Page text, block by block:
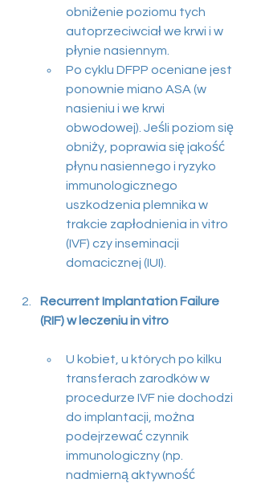
obniżenie poziomu tych
autoprzeciwciał we krwi i w
płynie nasiennym.
Po cyklu DFPP oceniane jest
ponownie miano ASA (w
nasieniu i we krwi
obwodowej). Jeśli poziom się
obniży, poprawia się jakość
płynu nasiennego i ryzyko
immunologicznego
uszkodzenia plemnika w
trakcie zapłodnienia in vitro
(IVF) czy inseminacji
domacicznej (IUI).
Recurrent Implantation Failure
(RIF) w leczeniu in vitro
U kobiet, u których po kilku
transferach zarodków w
procedurze IVF nie dochodzi
do implantacji, można
podejrzewać czynnik
immunologiczny (np.
nadmierną aktywność